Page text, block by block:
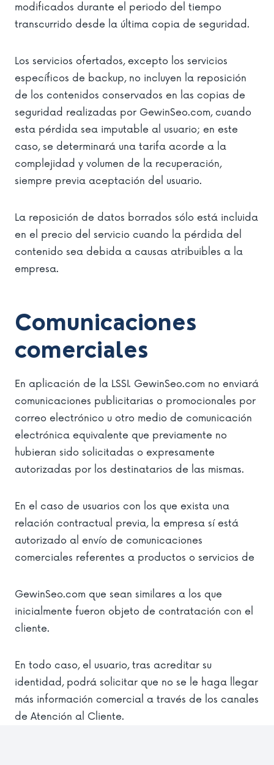
modificados durante el periodo del tiempo
transcurrido desde la última copia de seguridad.
Los servicios ofertados, excepto los servicios
específicos de backup, no incluyen la reposición
de los contenidos conservados en las copias de
seguridad realizadas por GewinSeo.com, cuando
esta pérdida sea imputable al usuario; en este
caso, se determinará una tarifa acorde a la
complejidad y volumen de la recuperación,
siempre previa aceptación del usuario.
La reposición de datos borrados sólo está incluida
en el precio del servicio cuando la pérdida del
contenido sea debida a causas atribuibles a la
empresa.
Comunicaciones
comerciales
En aplicación de la LSSI. GewinSeo.com no enviará
comunicaciones publicitarias o promocionales por
correo electrónico u otro medio de comunicación
electrónica equivalente que previamente no
hubieran sido solicitadas o expresamente
autorizadas por los destinatarios de las mismas.
En el caso de usuarios con los que exista una
relación contractual previa, la empresa sí está
autorizado al envío de comunicaciones
comerciales referentes a productos o servicios de
GewinSeo.com que sean similares a los que
inicialmente fueron objeto de contratación con el
cliente.
En todo caso, el usuario, tras acreditar su
identidad, podrá solicitar que no se le haga llegar
más información comercial a través de los canales
de Atención al Cliente.